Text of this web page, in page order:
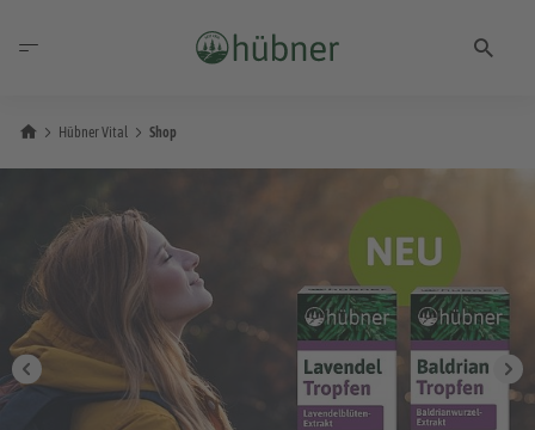
Hübner Vital Shop